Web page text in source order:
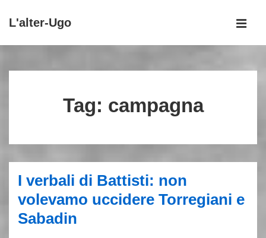
Vai
principale
L'alter-Ugo
principale
Tag: campagna
I verbali di Battisti: non
volevamo uccidere Torregiani e
Sabadin